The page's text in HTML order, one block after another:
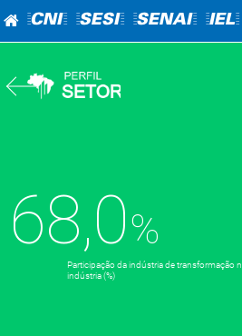
=CNI= =SESI= =SENAI= =IEL=
68,0
Participação da indústria de transformação
indústria (%)